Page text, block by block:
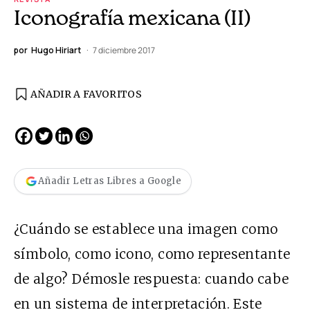
Iconografía mexicana (II)
por Hugo Hiriart 7 diciembre 2017
AÑADIR A FAVORITOS
Añadir Letras Libres a Google
¿Cuándo se establece una imagen como
símbolo, como icono, como representante
de algo? Démosle respuesta: cuando cabe
en un sistema de interpretación. Este